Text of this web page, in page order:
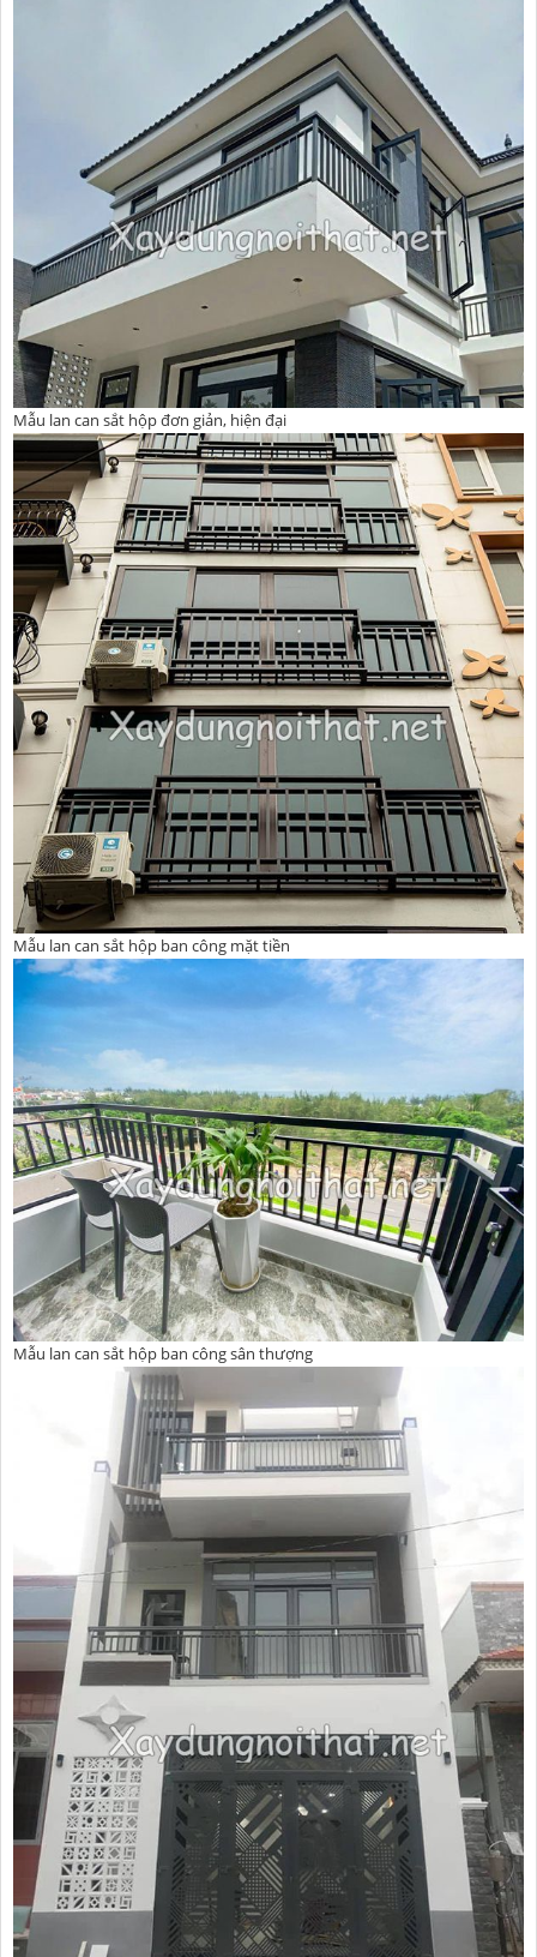
Mẫu lan can sắt hộp đơn giản, hiện đại
Mẫu lan can sắt hộp ban công mặt tiền
Mẫu lan can sắt hộp ban công sân thượng